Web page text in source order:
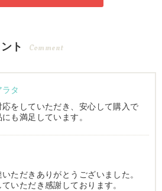
ト Comment
タ
をしていただき、安心して購入で
も満足しています。
ただきありがとうございました。
いただき感謝しております。